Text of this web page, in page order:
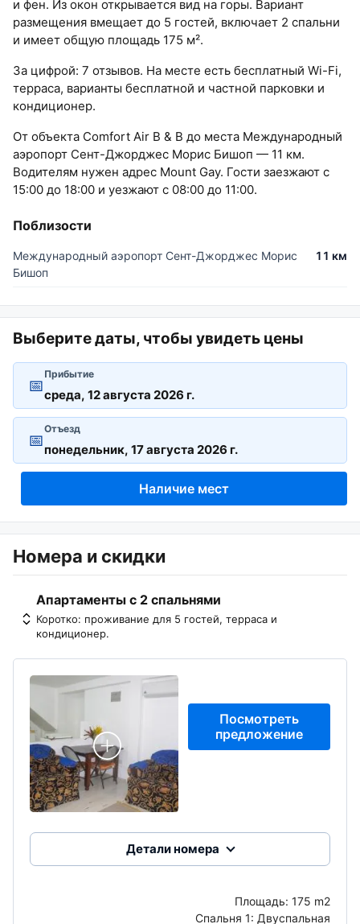
и фен. Из окон открывается вид на горы. Вариант
размещения вмещает до 5 гостей, включает 2 спальни
и имеет общую площадь 175 м².
За цифрой: 7 отзывов. На месте есть бесплатный Wi-Fi,
терраса, варианты бесплатной и частной парковки и
кондиционер.
От объекта Comfort Air B & B до места Международный
аэропорт Сент-Джорджес Морис Бишоп — 11 км.
Водителям нужен адрес Mount Gay. Гости заезжают с
15:00 до 18:00 и уезжают с 08:00 до 11:00.
Поблизости
Международный аэропорт Сент-Джорджес Морис
Бишоп
11 км
Выберите даты, чтобы увидеть цены
📅
Прибытие
📅
Отъезд
Наличие мест
Номера и скидки
Апартаменты с 2 спальнями
Коротко: проживание для 5 гостей, терраса и
кондиционер.
Посмотреть
предложение
Детали номера
Площадь: 175 m2
Спальня 1: Двуспальная